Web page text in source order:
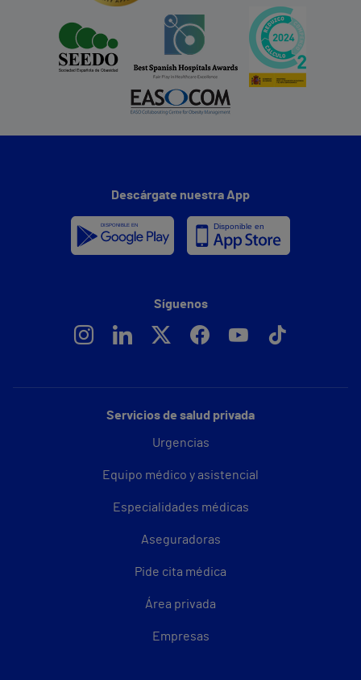
Servicios de salud privada
Urgencias
Equipo médico y asistencial
Especialidades médicas
Aseguradoras
Pide cita médica
Área privada
Empresas
Descárgate nuestra App
Síguenos